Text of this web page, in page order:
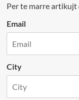
Per te marre
Email
City